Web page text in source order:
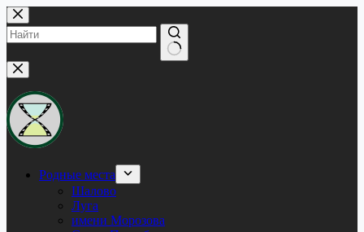
Перейти
к
сути
Ничего
не
найдено
Родные места
Шалово
Луга
имени Морозова